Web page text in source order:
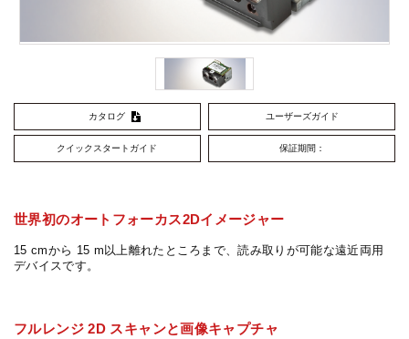
カタログ ユーザーズガイド
クイックスタートガイド 保証期間：
世界初のオートフォーカス2Dイメージャー
15 cmから 15 m以上離れたところまで、読み取りが可能な遠近両用
デバイスです。
フルレンジ 2D スキャンと画像キャプチャ